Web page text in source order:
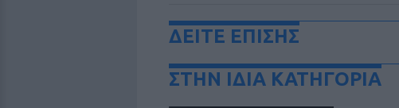
ΔΕΙΤΕ ΕΠΙΣΗΣ
ΣΤΗΝ ΙΔΙΑ ΚΑΤΗΓΟΡΙΑ